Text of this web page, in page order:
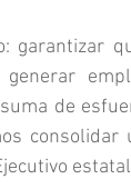
garantizar
de